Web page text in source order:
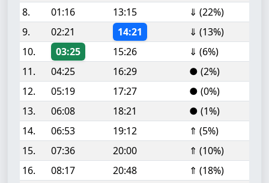
8.
01:16 13:15
⇓ (22%)
9.
02:21 14:21
⇓ (13%)
10.
03:25 15:26
⇓ (6%)
11.
04:25 16:29
● (2%)
12.
05:19 17:27
● (0%)
13.
06:08 18:21
● (1%)
14.
06:53 19:12
⇑ (5%)
15.
07:36 20:00
⇑ (10%)
16.
08:17 20:48
⇑ (18%)